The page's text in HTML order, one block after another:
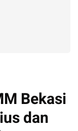
Bekasi
dan